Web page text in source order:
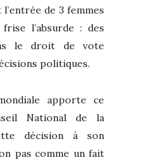
de 3 femmes
l’absurde : des
le droit de vote
politiques.
apporte ce
National de la
décision à son
pas comme un fait